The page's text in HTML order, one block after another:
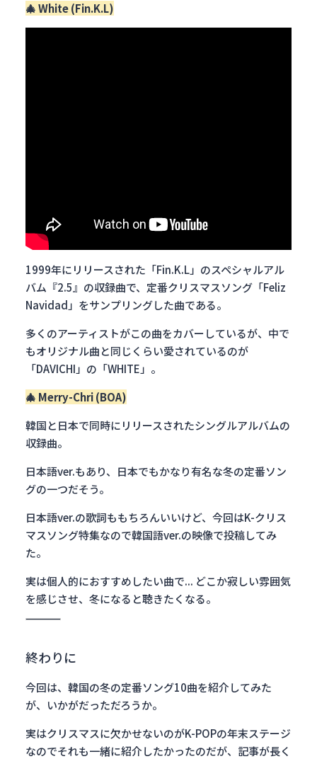
🎄White (Fin.K.L)
1999年にリリースされた「Fin.K.L」のスペシャルアル
バム『2.5』の収録曲で、定番クリスマスソング「Feliz
Navidad」をサンプリングした曲である。
多くのアーティストがこの曲をカバーしているが、中で
もオリジナル曲と同じくらい愛されているのが
「DAVICHI」の「WHITE」。
🎄 Merry-Chri (BOA)
韓国と日本で同時にリリースされたシングルアルバムの
収録曲。
日本語ver.もあり、日本でもかなり有名な冬の定番ソン
グの一つだそう。
日本語ver.の歌詞ももちろんいいけど、今回はK-クリス
マスソング特集なので韓国語ver.の映像で投稿してみ
た。
実は個人的におすすめしたい曲で... どこか寂しい雰囲気
を感じさせ、冬になると聴きたくなる。
終わりに
今回は、韓国の冬の定番ソング10曲を紹介してみた
が、いかがだっただろうか。
実はクリスマスに欠かせないのがK-POPの年末ステージ
なのでそれも一緒に紹介したかったのだが、記事が長く